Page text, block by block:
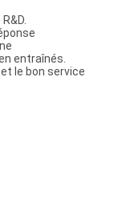
entraînés.
le bon service